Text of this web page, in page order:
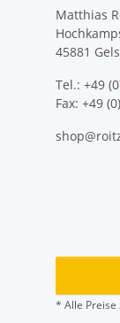
Matthias
45881
Tel.: +49
Fax: +49
* Alle Preise